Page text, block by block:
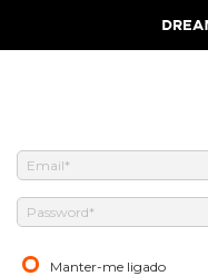
Manter-me ligado